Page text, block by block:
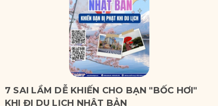
7 SAI LẦM DỄ KHIẾN CHO BẠN "BỐC HƠI"
KHI ĐI DU LỊCH NHẬT BẢN